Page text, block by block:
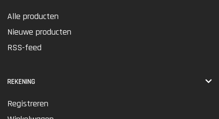
Alle producten
Nieuwe producten
RSS-feed
REKENING
Registreren